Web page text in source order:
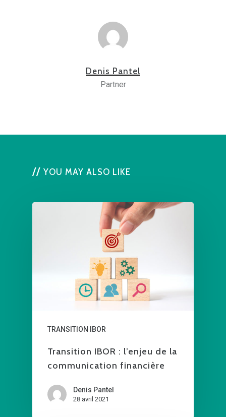
Denis Pantel
Partner
YOU MAY ALSO LIKE
TRANSITION IBOR
Transition IBOR : l’enjeu de la
communication financière
Denis Pantel
28 avril 2021